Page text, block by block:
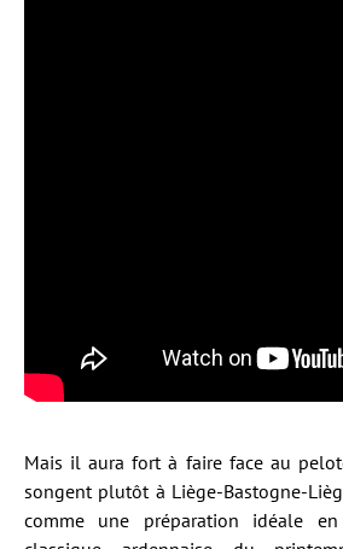
Mais il aura fort à faire face au
songent plutôt à Liège-Bastogne-
comme une préparation idéale